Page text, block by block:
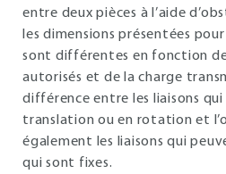
entre deux pièces à l’aide
les dimensions présentées
sont différentes en fonction
autorisés et de la charge
différence entre les liaisons
translation ou en rotation et
également les liaisons qui
qui sont fixes.